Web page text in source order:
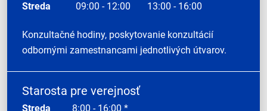
Streda
09:00 - 12:00 13:00 - 16:00
Konzultačné hodiny, poskytovanie konzultácií
odbornými zamestnancami jednotlivých útvarov.
Starosta pre verejnosť
Streda 8:00 - 16:00 *